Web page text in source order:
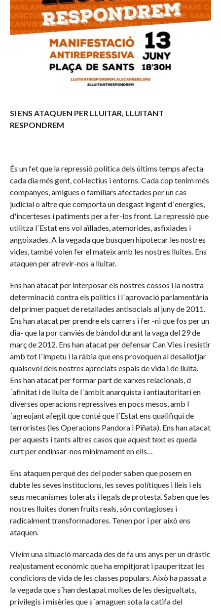
SI ENS ATAQUEN PER LLUITAR, LLUITANT
RESPONDREM
És un fet que la repressió política dels últims temps afecta
cada dia més gent, col·lectius i entorns. Cada cop tenim més
companyes, amigues o familiars afectades per un cas
judicial o altre que comporta un desgast ingent d´energies,
d'incerteses i patiments per a fer-los front. La repressió que
utilitza l´Estat ens vol aïllades, atemorides, asfixiades i
angoixades. A la vegada que busquen hipotecar les nostres
vides, també volen fer el mateix amb les nostres lluites. Ens
ataquen per atrevir-nos a lluitar.
Ens han atacat per interposar els nostres cossos i la nostra
determinació contra els polítics i l´aprovació parlamentària
del primer paquet de retallades antisocials al juny de 2011.
Ens han atacat per prendre els carrers i fer -ni que fos per un
dia- que la por canviés de bàndol durant la vaga del 29 de
març de 2012. Ens han atacat per defensar Can Vies i resistir
amb tot l´ímpetu i la ràbia que ens provoquen al desallotjar
qualsevol dels nostres apreciats espais de vida i de lluita.
Ens han atacat per formar part de xarxes relacionals, d
´afinitat i de lluita de l´àmbit anarquista i antiautoritari en
diverses operacions repressives en pocs mesos, amb l
´agreujant afegit que conté que l´Estat ens qualifiqui de
terroristes (les Operacions Pandora i Piñata). Ens han atacat
per aquests i tants altres casos que aquest text es queda
curt per endinsar-nos mínimament en ells…
Ens ataquen perquè des del poder saben que posem en
dubte les seves institucions, les seves polítiques i lleis i els
seus mecanismes tolerats i legals de protesta. Saben que les
nostres lluites donen fruits reals, són contagioses i
radicalment transformadores. Tenen por i per això ens
ataquen.
Vivim una situació marcada des de fa uns anys per un dràstic
reajustament econòmic que ha empitjorat i pauperitzat les
condicions de vida de les classes populars. Això ha passat a
la vegada que s´han destapat moltes de les desigualtats,
privilegis i misèries que s´amaguen sota la catifa del